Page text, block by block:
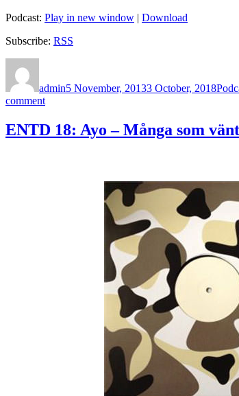
Podcast: Play in new window | Download
Subscribe: RSS
admin5 November, 20133 October, 2018
commenton
53
–
ENTD 18: Ayo – Många som